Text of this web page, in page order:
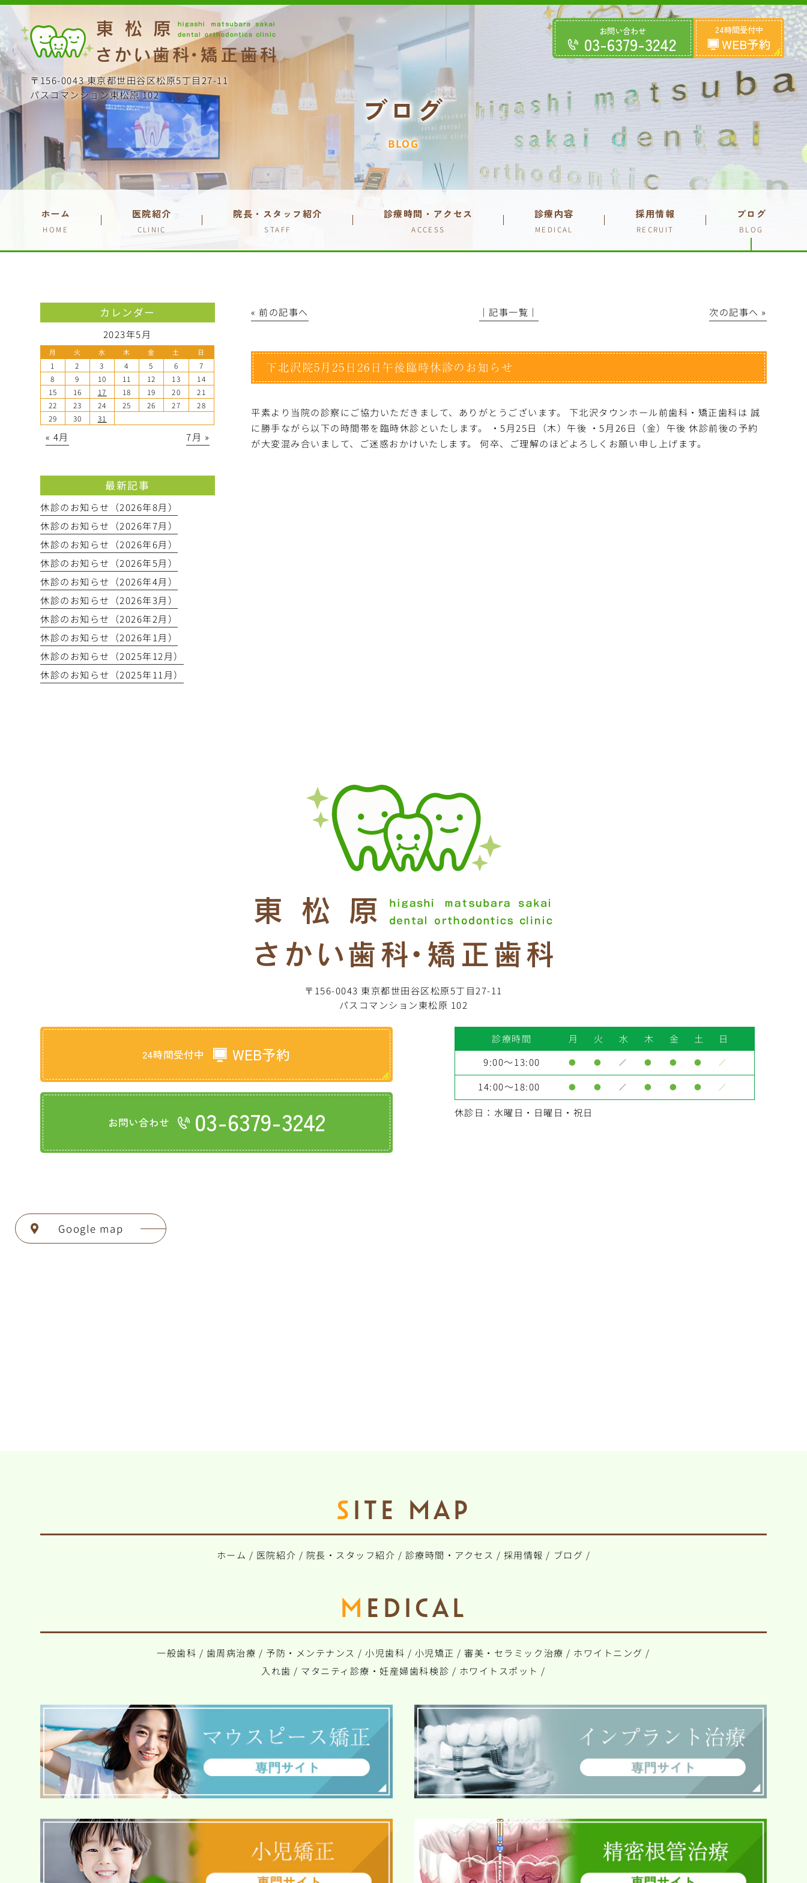
〒156-0043 東京都世田谷区松原5丁目27-11
パスコマンション東松原 102
お問い合わせ
03-6379-3242
24時間受付中
WEB予約
ブログ
BLOG
ホーム
HOME
医院紹介
CLINIC
院長・スタッフ紹介
STAFF
診療時間・アクセス
ACCESS
診療内容
MEDICAL
採用情報
RECRUIT
ブログ
BLOG
« 前の記事へ │記事一覧│ 次の記事へ »
下北沢院5月25日26日午後臨時休診のお知らせ
平素より当院の診察にご協力いただきまして、ありがとうございます。 下北沢タウンホール前歯科・矯正歯科は 誠
に勝手ながら以下の時間帯を臨時休診といたします。 ・5月25日（木）午後 ・5月26日（金）午後 休診前後の予約
が大変混み合いまして、ご迷惑おかけいたします。 何卒、ご理解のほどよろしくお願い申し上げます。
カレンダー
2023年5月
月 火 水 木 金 土 日
1 2 3 4 5 6
7
8
9 10 11 12 13
14
15
16 17 18 19 20
21
22
23 24 25 26 27
28
29
30 31
« 4月 7月 »
最新記事
休診のお知らせ（2026年8月）
休診のお知らせ（2026年7月）
休診のお知らせ（2026年6月）
休診のお知らせ（2026年5月）
休診のお知らせ（2026年4月）
休診のお知らせ（2026年3月）
休診のお知らせ（2026年2月）
休診のお知らせ（2026年1月）
休診のお知らせ（2025年12月）
休診のお知らせ（2025年11月）
〒156-0043 東京都世田谷区松原5丁目27-11
パスコマンション東松原 102
24時間受付中 WEB予約
お問い合わせ 03-6379-3242
診療時間 月 火 水 木 金 土
日
9:00～13:00
● ● ／ ● ● ● ／
14:00～18:00 ● ● ／ ● ● ● ／
休診日：水曜日・日曜日・祝日
Google map
SITE MAP
ホーム / 医院紹介 / 院長・スタッフ紹介 / 診療時間・アクセス / 採用情報 / ブログ /
MEDICAL
一般歯科 / 歯周病治療 / 予防・メンテナンス /小児歯科 / 小児矯正 /審美・セラミック治療 / ホワイトニング /
入れ歯 / マタニティ診療・妊産婦歯科検診 / ホワイトスポット /